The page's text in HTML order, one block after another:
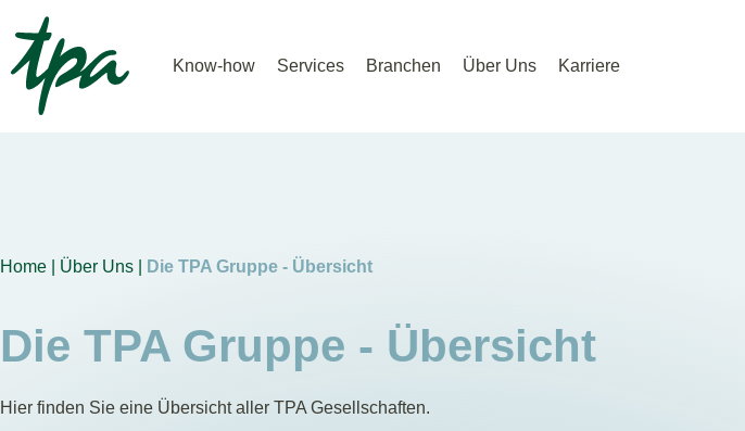
Know-how Services Branchen Über Uns Karriere
Home | Über Uns | Die TPA Gruppe - Übersicht
Die TPA Gruppe - Übersicht
Hier finden Sie eine Übersicht aller TPA Gesellschaften.